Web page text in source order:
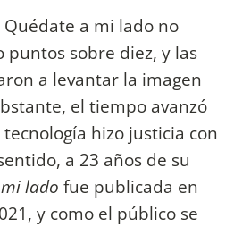
a mi lado no
puntos sobre diez, y las
a levantar la imagen
el tiempo avanzó
hizo justicia con
a 23 años de su
lado fue publicada en
y como el público se